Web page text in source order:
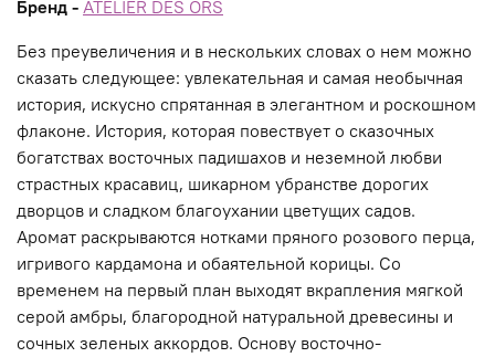
Бренд - ATELIER DES ORS
Без преувеличения и в нескольких словах о нем можно
сказать следующее: увлекательная и самая необычная
история, искусно спрятанная в элегантном и роскошном
флаконе. История, которая повествует о сказочных
богатствах восточных падишахов и неземной любви
страстных красавиц, шикарном убранстве дорогих
дворцов и сладком благоухании цветущих садов.
Аромат раскрываются нотками пряного розового перца,
игривого кардамона и обаятельной корицы. Со
временем на первый план выходят вкрапления мягкой
серой амбры, благородной натуральной древесины и
сочных зеленых аккордов. Основу восточно-